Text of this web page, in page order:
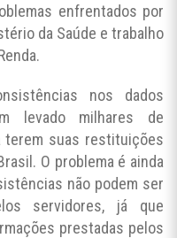
enfrentados por
da Saúde e trabalho
nos dados
levado milhares de
terem suas restituições
O problema é ainda
não podem ser
servidores, já que
prestadas pelos